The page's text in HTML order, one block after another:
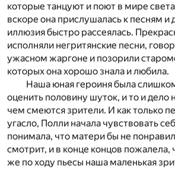
которые танцуют и поют в мире
вскоре она прислушалась к песням и
иллюзия быстро рассеялась.
исполняли негритянские песни,
ужасном жаргоне и позорили
которых она хорошо знала и любила.
Наша юная героиня была
оценить половину шуток, и то и дело
чем смеются зрители. И как только
угасло, Полли начала чувствовать
понимала, что матери бы не
смотрит, и в конце концов пожалела,
же по ходу пьесы наша маленькая